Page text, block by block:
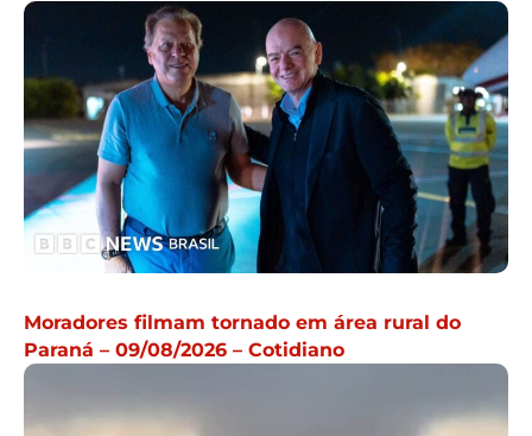
Moradores filmam tornado em área rural do
Paraná – 09/08/2026 – Cotidiano